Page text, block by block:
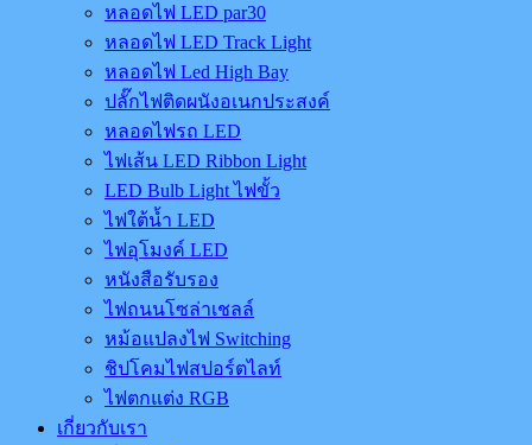
หลอดไฟ LED par30
หลอดไฟ LED Track Light
หลอดไฟ Led High Bay
ปลั๊กไฟติดผนังอเนกประสงค์
หลอดไฟรถ LED
ไฟเส้น LED Ribbon Light
LED Bulb Light ไฟขั้ว
ไฟใต้น้ำ LED
ไฟอุโมงค์ LED
หนังสือรับรอง
ไฟถนนโซล่าเชลล์
หม้อแปลงไฟ Switching
ชิปโคมไฟสปอร์ตไลท์
ไฟตกแต่ง RGB
เกี่ยวกับเรา